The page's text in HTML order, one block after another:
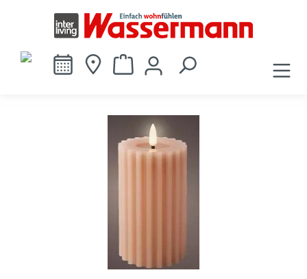
springen
Bildergalerie überspringen